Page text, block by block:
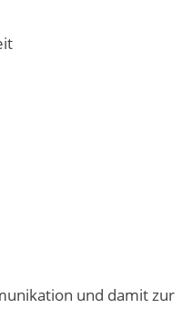
und damit zur